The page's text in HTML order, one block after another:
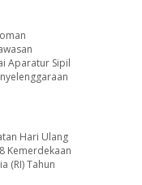
Aparatur Sipil
Hari Ulang
Kemerdekaan
(RI) Tahun